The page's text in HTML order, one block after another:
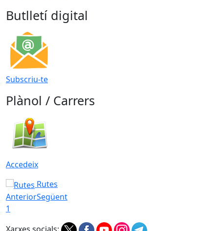
Butlletí digital
Subscriu-te
Plànol / Carrers
Accedeix
Rutes
AnteriorSegüent
1